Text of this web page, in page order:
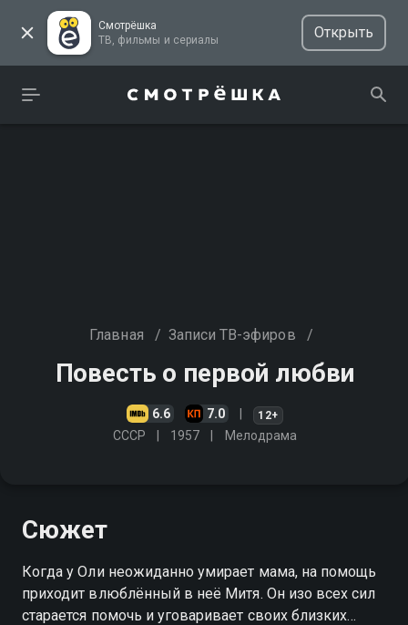
Смотрёшка
ТВ, фильмы и сериалы
Открыть
Главная / Записи ТВ-эфиров /
Повесть о первой любви
6.6 7.0 12+
СССР 1957 Мелодрама
Сюжет
Когда у Оли неожиданно умирает мама, на помощь
приходит влюблённый в неё Митя. Он изо всех сил
старается помочь и уговаривает своих близких